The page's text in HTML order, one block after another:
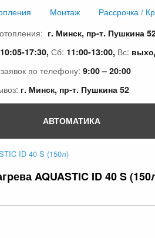
Монтаж Рассрочка /
г. Минск, пр-т. Пушкина
10:05-17:30, Сб: 11:00-13:00, Вс:
по телефону: 9:00 – 20:00
г. Минск, пр-т. Пушкина 52
АВТОМАТИКА
ID 40 S (150л)
AQUASTIC ID 40 S